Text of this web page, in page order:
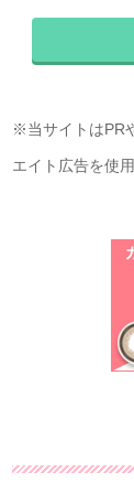
※当サイトはPR
エイト広告を使